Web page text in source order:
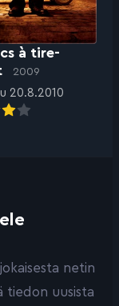
à tire-
2009
20.8.2010
netin
tiedon uusista